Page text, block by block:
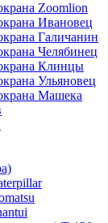
Zoomlion
Ивановец
Галичанин
Челябинец
Клинцы
Ульяновец
Машека